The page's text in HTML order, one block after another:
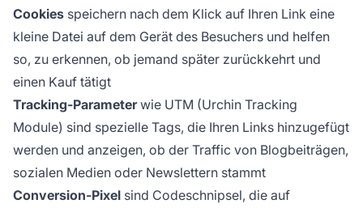
Cookies speichern nach dem Klick auf Ihren Link eine
kleine Datei auf dem Gerät des Besuchers und helfen
so, zu erkennen, ob jemand später zurückkehrt und
einen Kauf tätigt
Tracking-Parameterwie UTM (Urchin Tracking
Module) sind spezielle Tags, die Ihren Links hinzugefügt
werden und anzeigen, ob der Traffic von Blogbeiträgen,
sozialen Medien oder Newslettern stammt
Conversion-Pixel sind Codeschnipsel, die auf